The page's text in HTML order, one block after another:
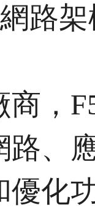
路
商，
路、
優化